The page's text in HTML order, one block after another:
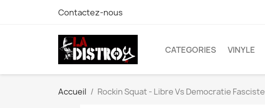
Contactez-nous
CATEGORIES VINYLE
Accueil Rockin Squat - Libre Vs Democratie Fasciste